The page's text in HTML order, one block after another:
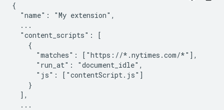
{
  "name": "My extension",
  ...
  "content_scripts": [
    {
      "matches": ["https://*.nytimes.com/*"],
      "run_at": "document_idle",
      "js": ["contentScript.js"]
    }
  ],
  ...